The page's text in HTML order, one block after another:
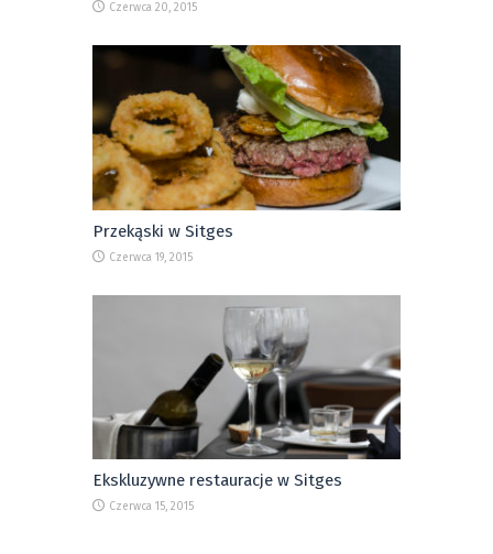
Czerwca 20, 2015
Przekąski w Sitges
Czerwca 19, 2015
Ekskluzywne restauracje w Sitges
Czerwca 15, 2015